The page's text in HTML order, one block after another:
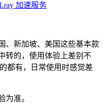
加速服务
、新加坡、美国这些基本款
转的，使用体验上差别不
都有，日常使用时感觉差
为准。